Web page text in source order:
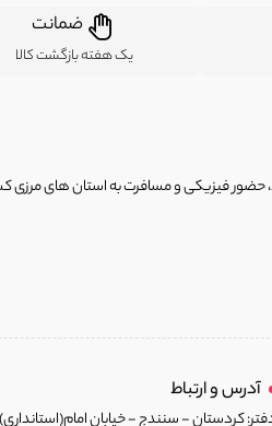
ضمانت
یک هفته بازگشت کالا
فیزیکی و مسافرت به استان های مرزی کشور
هر کالایی که در اینجا با شرایط خاصی
آدرس و ارتباط
کردستان - سنندج - خیابان